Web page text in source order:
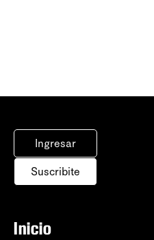
Ingresar
Suscribite
Inicio